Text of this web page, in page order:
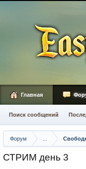
Форум
СТРИМ день 3
Главная
Поиск сообщений